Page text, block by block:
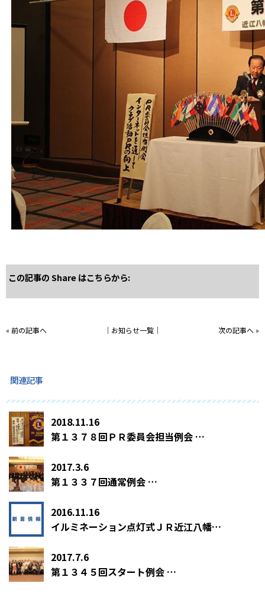
この記事の Share はこちらから:
« 前の記事へ │ お知らせ一覧│ 次の記事へ»
関連記事
2018.11.16
第１３７８回ＰＲ委員会担当例会 …
2017.3.6
第１３３７回通常例会 …
2016.11.16
イルミネーション点灯式ＪＲ近江八幡…
2017.7.6
第１３４５回スタート例会 …